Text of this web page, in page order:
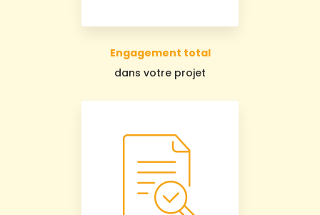
Engagement total
dans votre projet